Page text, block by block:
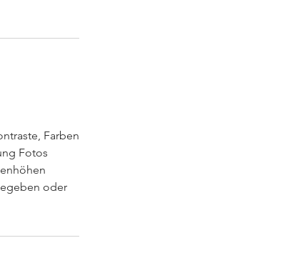
Farben
Fotos
oder